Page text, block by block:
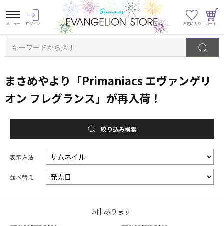
キーワードから探す
まさめやより「Primaniacs エヴァンゲリ
オン フレグランス」が再入荷！
絞り込み検索
表示方法
並べ替え
5件あります